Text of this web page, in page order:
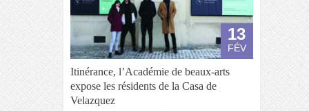
13
FÉV
Itinérance, l’Académie de beaux-arts
expose les résidents de la Casa de
Velazquez